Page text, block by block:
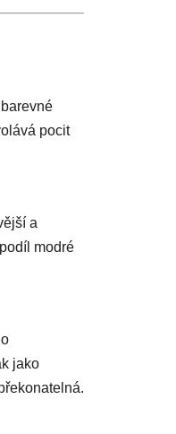
pocit
a
modré
jako